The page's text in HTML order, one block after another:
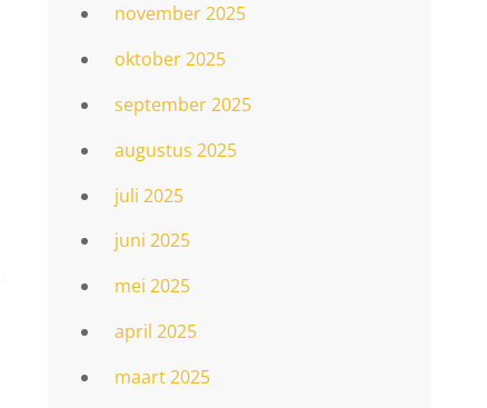
november 2025
oktober 2025
september 2025
augustus 2025
juli 2025
juni 2025
mei 2025
april 2025
maart 2025